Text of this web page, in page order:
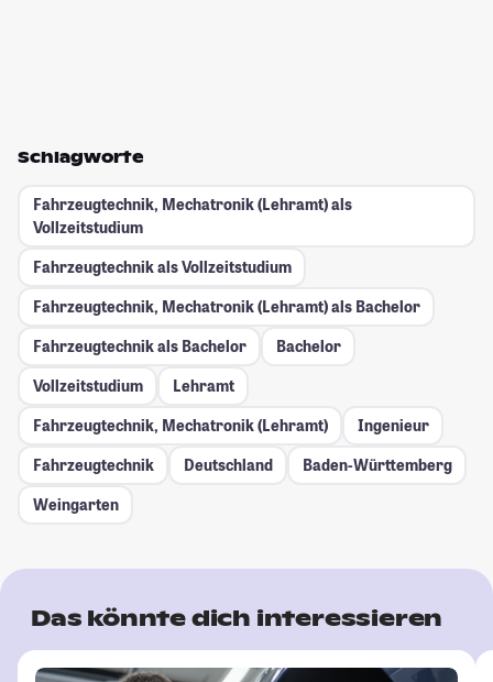
Schlagworte
Fahrzeugtechnik, Mechatronik (Lehramt) als
Vollzeitstudium
Fahrzeugtechnik als Vollzeitstudium
Fahrzeugtechnik, Mechatronik (Lehramt) als Bachelor
Fahrzeugtechnik als Bachelor
Bachelor
Vollzeitstudium
Lehramt
Fahrzeugtechnik, Mechatronik (Lehramt)
Ingenieur
Fahrzeugtechnik
Deutschland
Baden-Württemberg
Weingarten
Das könnte dich interessieren